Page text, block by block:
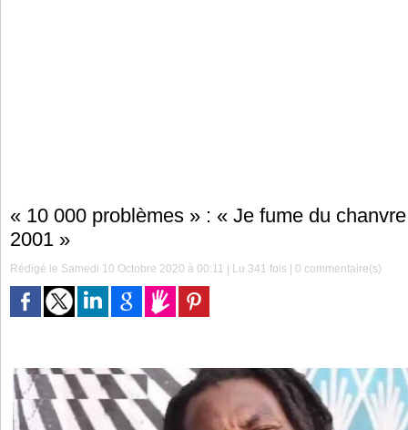
« 10 000 problèmes » : « Je fume du
2001 »
Rédigé le Samedi 10 Octobre 2020 à 00:11 | Lu 341 fois |0 commentaire(s)